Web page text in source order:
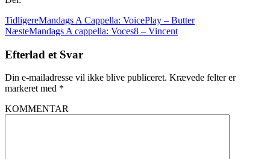
TidligereMandags A Cappella: VoicePlay – Butter
NæsteMandags A cappella: Voces8 – Vincent
Efterlad et Svar
Din e-mailadresse vil ikke blive publiceret. Krævede felter er
markeret med *
KOMMENTAR